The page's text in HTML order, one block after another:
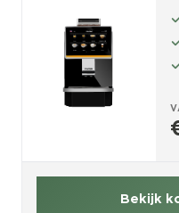
Bekijk